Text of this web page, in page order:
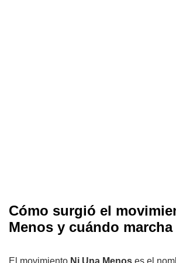
Cómo surgió el
Menos y cuándo marcha
El movimiento Ni Una Menos es el